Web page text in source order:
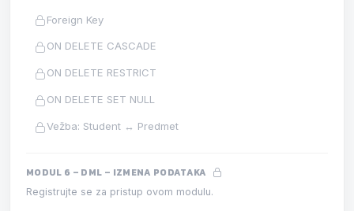
Foreign Key
ON DELETE CASCADE
ON DELETE RESTRICT
ON DELETE SET NULL
Vežba: Student ↔ Predmet
MODUL 6 – DML – IZMENA PODATAKA
Registrujte se za pristup ovom modulu.